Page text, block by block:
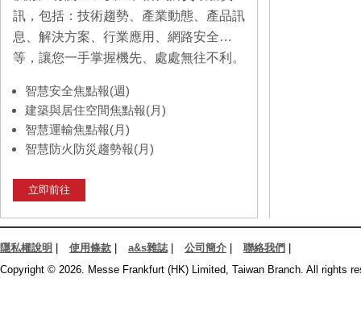
訊，包括：技術趨勢、產業動態、產品訊
息、解決方案、行業應用、網路安全…
等，讓您一手掌握機先、處處無往不利。
智慧安全焦點報(週)
建築與居住空間焦點報(月)
智慧運輸焦點報(月)
智慧防火防災趨勢報(月)
立即前往
隱私權說明 使用條款 a&s雜誌| 公司簡介 聯絡我們
Copyright © 2026. Messe Frankfurt (HK) Limited, Taiwan Branch. All rights